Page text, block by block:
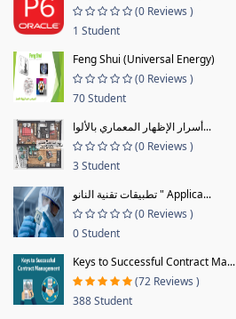
(0 Reviews )
1 Student
Feng Shui (Universal Energy)
(0 Reviews )
70 Student
أسرار الإظهار المعماري بالألوا...
(0 Reviews )
3 Student
تطبيقات تقنية النانو " Applica...
(0 Reviews )
0 Student
Keys to Successful Contract Ma...
(72 Reviews )
388 Student